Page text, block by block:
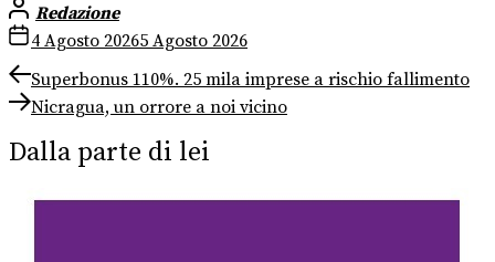
Redazione
4 Agosto 20265 Agosto 2026
Navigazione
articoli
Previous
post:
Superbonus 110%. 25 mila imprese a rischio fallimento
Next
post:
Nicragua, un orrore a noi vicino
Dalla parte di lei